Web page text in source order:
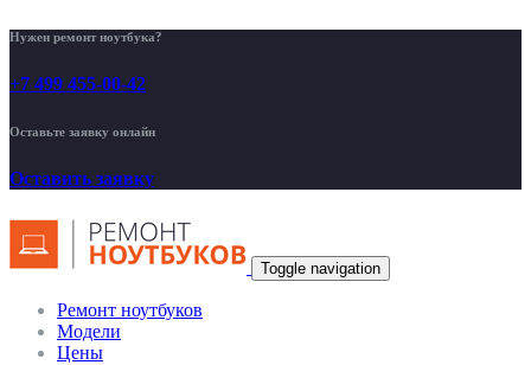
Нужен ремонт ноутбука?
+7 499 455-00-42
Оставьте заявку онлайн
Оставить заявку
Toggle navigation
Ремонт ноутбуков
Модели
Цены